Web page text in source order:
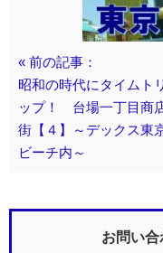
« 前の記事：
昭和の時代にタイムトリ
ップ！ 台場一丁目商
街【４】～デックス東
ビーチ内～
お問い